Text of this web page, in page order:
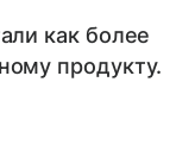
как более
продукту.